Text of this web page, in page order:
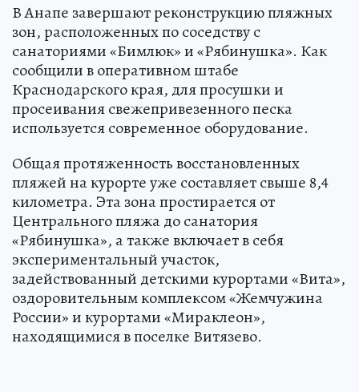
В Анапе завершают реконструкцию пляжных
зон, расположенных по соседству с
санаториями «Бимлюк» и «Рябинушка». Как
сообщили в оперативном штабе
Краснодарского края, для просушки и
просеивания свежепривезенного песка
используется современное оборудование.
Общая протяженность восстановленных
пляжей на курорте уже составляет свыше 8,4
километра. Эта зона простирается от
Центрального пляжа до санатория
«Рябинушка», а также включает в себя
экспериментальный участок,
задействованный детскими курортами «Вита»,
оздоровительным комплексом «Жемчужина
России» и курортами «Мираклеон»,
находящимися в поселке Витязево.